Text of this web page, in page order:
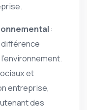
:
différence
et
entreprise,
des